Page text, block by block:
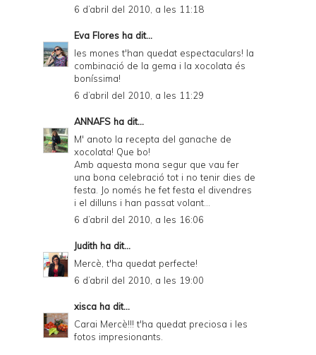
6 d’abril del 2010, a les 11:18
Eva Flores ha dit...
les mones t'han quedat espectaculars! la
combinació de la gema i la xocolata és
boníssima!
6 d’abril del 2010, a les 11:29
ANNAFS ha dit...
M' anoto la recepta del ganache de
xocolata! Que bo!
Amb aquesta mona segur que vau fer
una bona celebració tot i no tenir dies de
festa. Jo només he fet festa el divendres
i el dilluns i han passat volant...
6 d’abril del 2010, a les 16:06
Judith ha dit...
Mercè, t'ha quedat perfecte!
6 d’abril del 2010, a les 19:00
xisca ha dit...
Carai Mercè!!! t'ha quedat preciosa i les
fotos impresionants.